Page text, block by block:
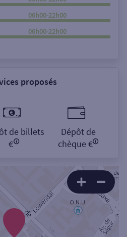
06h00-22h00
06h00-22h00
proposés
de billets
€
Dépôt de
chèque €